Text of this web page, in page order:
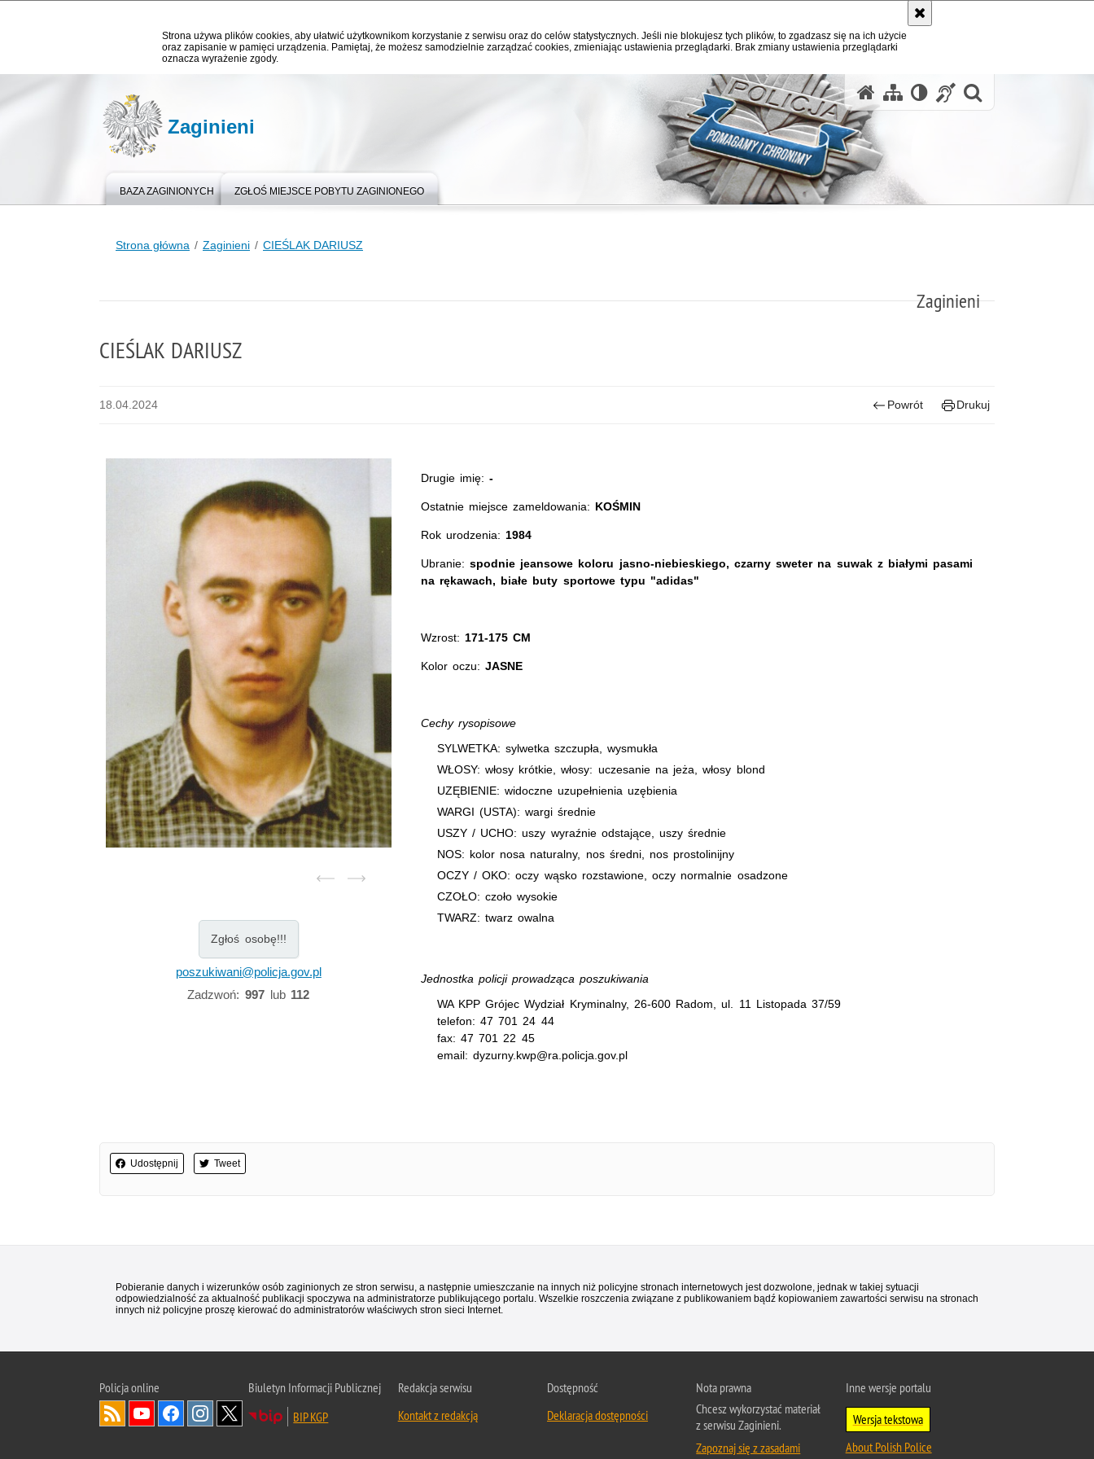
Strona używa plików cookies, aby ułatwić użytkownikom korzystanie z serwisu oraz do celów statystycznych. Jeśli nie blokujesz tych plików, to zgadzasz się na ich użycie
oraz zapisanie w pamięci urządzenia. Pamiętaj, że możesz samodzielnie zarządzać cookies, zmieniając ustawienia przeglądarki. Brak zmiany ustawienia przeglądarki
oznacza wyrażenie zgody.
Zaginieni
BAZA ZAGINIONYCH ZGŁOŚ MIEJSCE POBYTU ZAGINIONEGO
Strona główna Zaginieni CIEŚLAK DARIUSZ
Zaginieni
CIEŚLAK DARIUSZ
18.04.2024 Powrót Drukuj
Zgłoś osobę!!!
poszukiwani@policja.gov.pl
Zadzwoń: 997lub 112
Drugie imię:-
Ostatnie miejsce zameldowania: KOŚMIN
Rok urodzenia: 1984
Ubranie: spodnie jeansowe koloru jasno-niebieskiego, czarny sweter na suwak z białymi pasami
na rękawach, białe buty sportowe typu "adidas"
Wzrost: 171-175 CM
Kolor oczu:JASNE
Cechy rysopisowe
SYLWETKA: sylwetka szczupła, wysmukła
WŁOSY: włosy krótkie, włosy: uczesanie na jeża, włosy blond
UZĘBIENIE: widoczne uzupełnienia uzębienia
WARGI (USTA): wargi średnie
USZY / UCHO: uszy wyraźnie odstające, uszy średnie
NOS: kolor nosa naturalny, nos średni, nos prostolinijny
OCZY / OKO: oczy wąsko rozstawione, oczy normalnie osadzone
CZOŁO: czoło wysokie
TWARZ: twarz owalna
Jednostka policji prowadząca poszukiwania
WA KPP Grójec Wydział Kryminalny, 26-600 Radom, ul. 11 Listopada 37/59
telefon: 47 701 24 44
fax: 47 701 22 45
email: dyzurny.kwp@ra.policja.gov.pl
Udostępnij Tweet
Pobieranie danych i wizerunków osób zaginionych ze stron serwisu, a następnie umieszczanie na innych niż policyjne stronach internetowych jest dozwolone, jednak w takiej sytuacji
odpowiedzialność za aktualność publikacji spoczywa na administratorze publikującego portalu. Wszelkie roszczenia związane z publikowaniem bądź kopiowaniem zawartości serwisu na stronach
innych niż policyjne proszę kierować do administratorów właściwych stron sieci Internet.
Policjaonline
Biuletyn Informacji Publicznej
BIP KGP
Redakcja serwisu
Kontakt z redakcją
Dostępność
Deklaracja dostępności
Nota prawna
Chcesz wykorzystać materiał
z serwisu Zaginieni.
Zapoznaj się z zasadami
Inne wersje portalu
Wersja tekstowa
About Polish Police